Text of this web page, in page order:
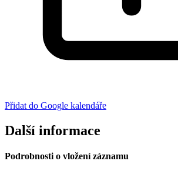
Přidat do Google kalendáře
Další informace
Podrobnosti o vložení záznamu